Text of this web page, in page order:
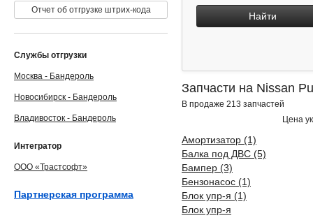
Найти
Запчасти на Nissan
В продаже 213 запчастей
Цена
Амортизатор (1)
Балка под ДВС (5)
Бампер (3)
Бензонасос (1)
Блок упр-я (1)
Блок упр-я
Отчет об отгрузке штрих-кода
Службы отгрузки
Москва - Бандероль
Новосибирск - Бандероль
Владивосток - Бандероль
Интегратор
ООО «Трастсофт»
Партнерская программа